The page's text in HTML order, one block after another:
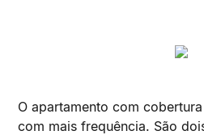
O apartamento com
com mais frequência. São